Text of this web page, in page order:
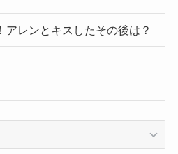
アレンとキスしたその後は？